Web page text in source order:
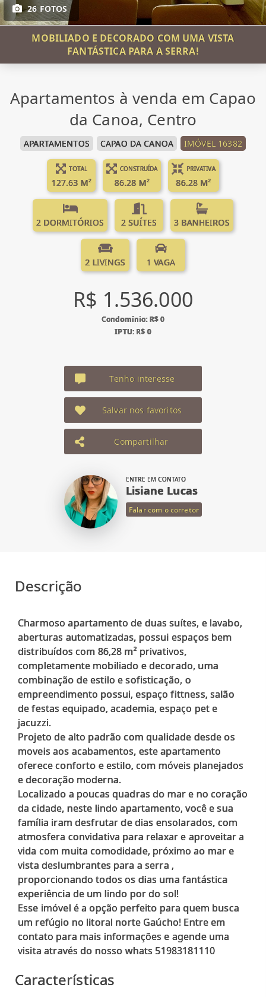
26 FOTOS
MOBILIADO E DECORADO COM UMA VISTA
FANTÁSTICA PARA A SERRA!
Apartamentos à venda em Capao
da Canoa, Centro
APARTAMENTOS CAPAO DA CANOA IMÓVEL 16382
TOTAL
127.63 M²
CONSTRUÍDA
86.28 M²
PRIVATIVA
86.28 M²
2 DORMITÓRIOS 2 SUÍTES 3 BANHEIROS
2 LIVINGS 1 VAGA
R$ 1.536.000
Condomínio: R$ 0
IPTU: R$ 0
Tenho interesse
Salvar nos favoritos
Compartilhar
ENTRE EM CONTATO
Lisiane Lucas
Falar com o corretor
Descrição
Charmoso apartamento de duas suítes, e lavabo,
aberturas automatizadas, possui espaços bem
distribuídos com 86,28 m² privativos,
completamente mobiliado e decorado, uma
combinação de estilo e sofisticação, o
empreendimento possui, espaço fittness, salão
de festas equipado, academia, espaço pet e
jacuzzi.
Projeto de alto padrão com qualidade desde os
moveis aos acabamentos, este apartamento
oferece conforto e estilo, com móveis planejados
e decoração moderna.
Localizado a poucas quadras do mar e no coração
da cidade, neste lindo apartamento, você e sua
família iram desfrutar de dias ensolarados, com
atmosfera convidativa para relaxar e aproveitar a
vida com muita comodidade, próximo ao mar e
vista deslumbrantes para a serra ,
proporcionando todos os dias uma fantástica
experiência de um lindo por do sol!
Esse imóvel é a opção perfeito para quem busca
um refúgio no litoral norte Gaúcho! Entre em
contato para mais informações e agende uma
Características